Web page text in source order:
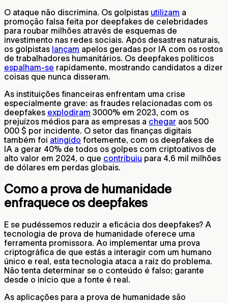
O ataque não discrimina. Os golpistas utilizam a
promoção falsa feita por deepfakes de celebridades
para roubar milhões através de esquemas de
investimento nas redes sociais. Após desastres naturais,
os golpistas lançam apelos geradas por IA com os rostos
de trabalhadores humanitários. Os deepfakes políticos
espalham-se rapidamente, mostrando candidatos a dizer
coisas que nunca disseram.
As instituições financeiras enfrentam uma crise
especialmente grave: as fraudes relacionadas com os
deepfakes explodiram 3000% em 2023, com os
prejuízos médios para as empresas a chegar aos 500
000 $ por incidente. O setor das finanças digitais
também foi atingido fortemente, com os deepfakes de
IA a gerar 40% de todos os golpes com criptoativos de
alto valor em 2024, o que contribuiu para 4,6 mil milhões
de dólares em perdas globais.
Como a prova de humanidade
enfraquece os deepfakes
E se pudéssemos reduzir a eficácia dos deepfakes? A
tecnologia de prova de humanidade oferece uma
ferramenta promissora. Ao implementar uma prova
criptográfica de que estás a interagir com um humano
único e real, esta tecnologia ataca a raiz do problema.
Não tenta determinar se o conteúdo é falso; garante
desde o início que a fonte é real.
As aplicações para a prova de humanidade são